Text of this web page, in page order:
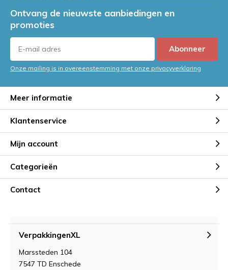
Ontvang de nieuwste aanbiedingen en
promoties
Abonneer
Onze mailing is in overeenstemming met onze privacyverklaring
Meer informatie
Klantenservice
Mijn account
Categorieën
Contact
VerpakkingenXL
Marssteden 104
7547 TD Enschede